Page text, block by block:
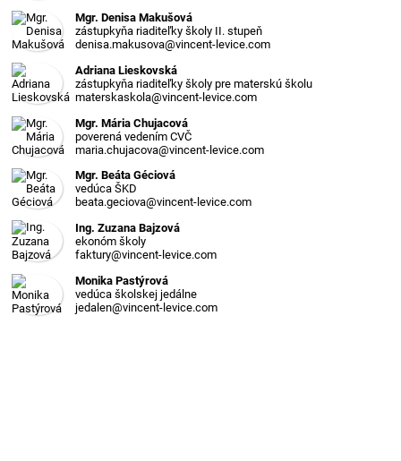
Mgr. Denisa Makušová
zástupkyňa riaditeľky školy II. stupeň
denisa.makusova@vincent-levice.com
Adriana Lieskovská
zástupkyňa riaditeľky školy pre materskú školu
materskaskola@vincent-levice.com
Mgr. Mária Chujacová
poverená vedením CVČ
maria.chujacova@vincent-levice.com
Mgr. Beáta Géciová
vedúca ŠKD
beata.geciova@vincent-levice.com
Ing. Zuzana Bajzová
ekonóm školy
faktury@vincent-levice.com
Monika Pastýrová
vedúca školskej jedálne
jedalen@vincent-levice.com